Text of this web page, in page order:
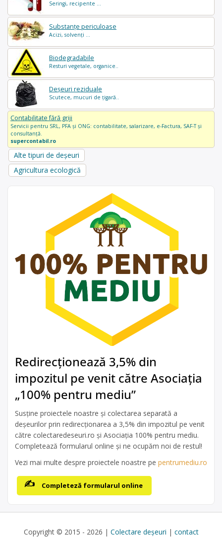
Seringi, recipente ...
Substanțe periculoase
Acizi, solvenți ...
Biodegradabile
Resturi vegetale, organice..
Deșeuri reziduale
Scutece, mucuri de țigară..
Contabilitate fără griji
Servicii pentru SRL, PFA și ONG: contabilitate, salarizare, e-Factura, SAF-T și
consultanță.
supercontabil.ro
Alte tipuri de deșeuri
Agricultura ecologică
Redirecționează 3,5% din
impozitul pe venit către Asociația
„100% pentru mediu”
Susține proiectele noastre și colectarea separată a
deșeurilor prin redirecționarea a 3,5% din impozitul pe venit
către colectaredeseuri.ro și Asociația 100% pentru mediu.
Completează formularul online și ne ocupăm noi de restul!
Vezi mai multe despre proiectele noastre pe pentrumediu.ro
Completeză formularul online
Copyright © 2015 - 2026 | Colectare deșeuri | contact